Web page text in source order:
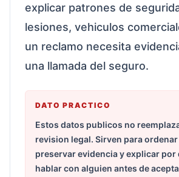
explicar patrones de
lesiones, vehiculos
un reclamo necesita
una llamada del seguro.
DATO PRACTICO
Estos datos publicos no
revision legal. Sirven para
preservar evidencia y explicar por
hablar con alguien antes de